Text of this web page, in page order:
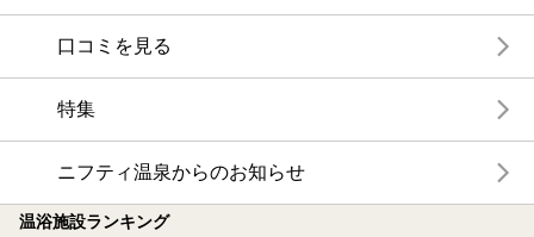
口コミを見る
特集
ニフティ温泉からのお知らせ
温浴施設ランキング